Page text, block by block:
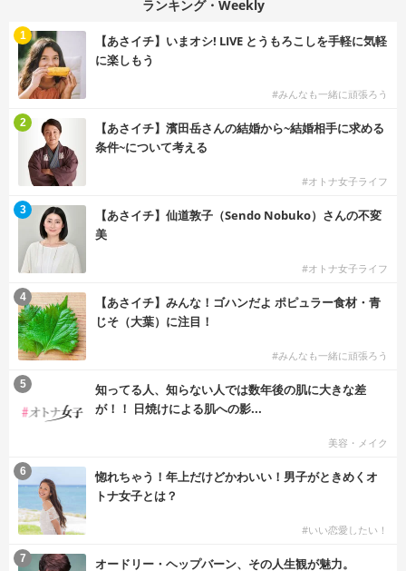
ランキング・Weekly
【あさイチ】いまオシ! LIVE とうもろこしを手軽に気軽
に楽しもう
#みんなも一緒に頑張ろう
1
【あさイチ】濱田岳さんの結婚から~結婚相手に求める
条件~について考える
#オトナ女子ライフ
2
【あさイチ】仙道敦子（Sendo Nobuko）さんの不変
美
#オトナ女子ライフ
3
【あさイチ】みんな！ゴハンだよ ポピュラー食材・青
じそ（大葉）に注目！
#みんなも一緒に頑張ろう
4
知ってる人、知らない人では数年後の肌に大きな差
が！！ 日焼けによる肌への影...
美容・メイク
5
惚れちゃう！年上だけどかわいい！男子がときめくオ
トナ女子とは？
#いい恋愛したい！
6
オードリー・ヘップバーン、その人生観が魅力。
7